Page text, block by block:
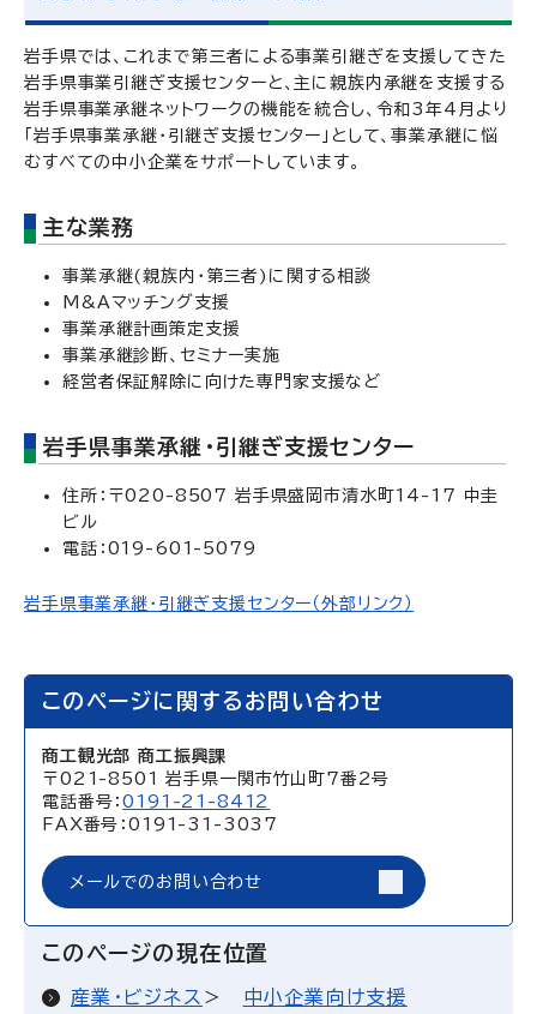
岩手県では、これまで第三者による事業引継ぎを支援してきた
岩手県事業引継ぎ支援センターと、主に親族内承継を支援する
岩手県事業承継ネットワークの機能を統合し、令和3年4月より
「岩手県事業承継・引継ぎ支援センター」として、事業承継に悩
むすべての中小企業をサポートしています。
主な業務
事業承継(親族内・第三者)に関する相談
M&Aマッチング支援
事業承継計画策定支援
事業承継診断、セミナー実施
経営者保証解除に向けた専門家支援など
岩手県事業承継・引継ぎ支援センター
住所：〒020-8507 岩手県盛岡市清水町14-17 中圭
ビル
電話：019-601-5079
岩手県事業承継・引継ぎ支援センター（外部リンク）
このページに関するお問い合わせ
商工観光部 商工振興課
〒021-8501 岩手県一関市竹山町7番2号
電話番号：0191-21-8412
FAX番号：0191-31-3037
メールでのお問い合わせ
このページの現在位置
産業・ビジネス 中小企業向け支援